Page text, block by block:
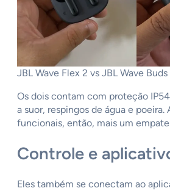
JBL Wave Flex 2 vs JBL Wave Buds
Os dois contam com proteção
a suor, respingos de água e poeira.
funcionais, então, mais um
Controle e
Eles também se conectam ao